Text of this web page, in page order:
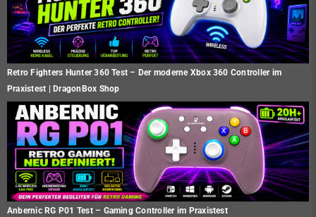
Retro Fighters Hunter 360 Test – Der moderne Xbox 360 Controller im
Praxistest | DragonBox Shop
Anbernic RG P01 Test – Gaming Controller im Praxistest